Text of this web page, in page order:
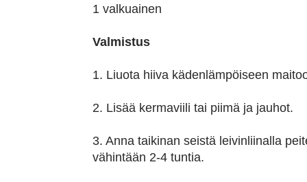
1 valkuainen
Valmistus
1. Liuota hiiva kädenlämpöiseen
2. Lisää kermaviili tai piimä ja jauhot.
3. Anna taikinan seistä leivinliinalla
vähintään 2-4 tuntia.